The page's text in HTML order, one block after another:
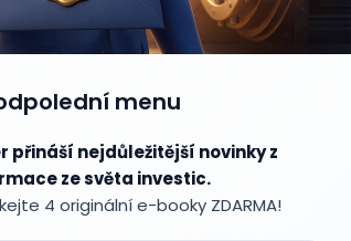
menu
přináší nejdůležitější novinky z
ze světa investic.
4 originální e-booky ZDARMA!